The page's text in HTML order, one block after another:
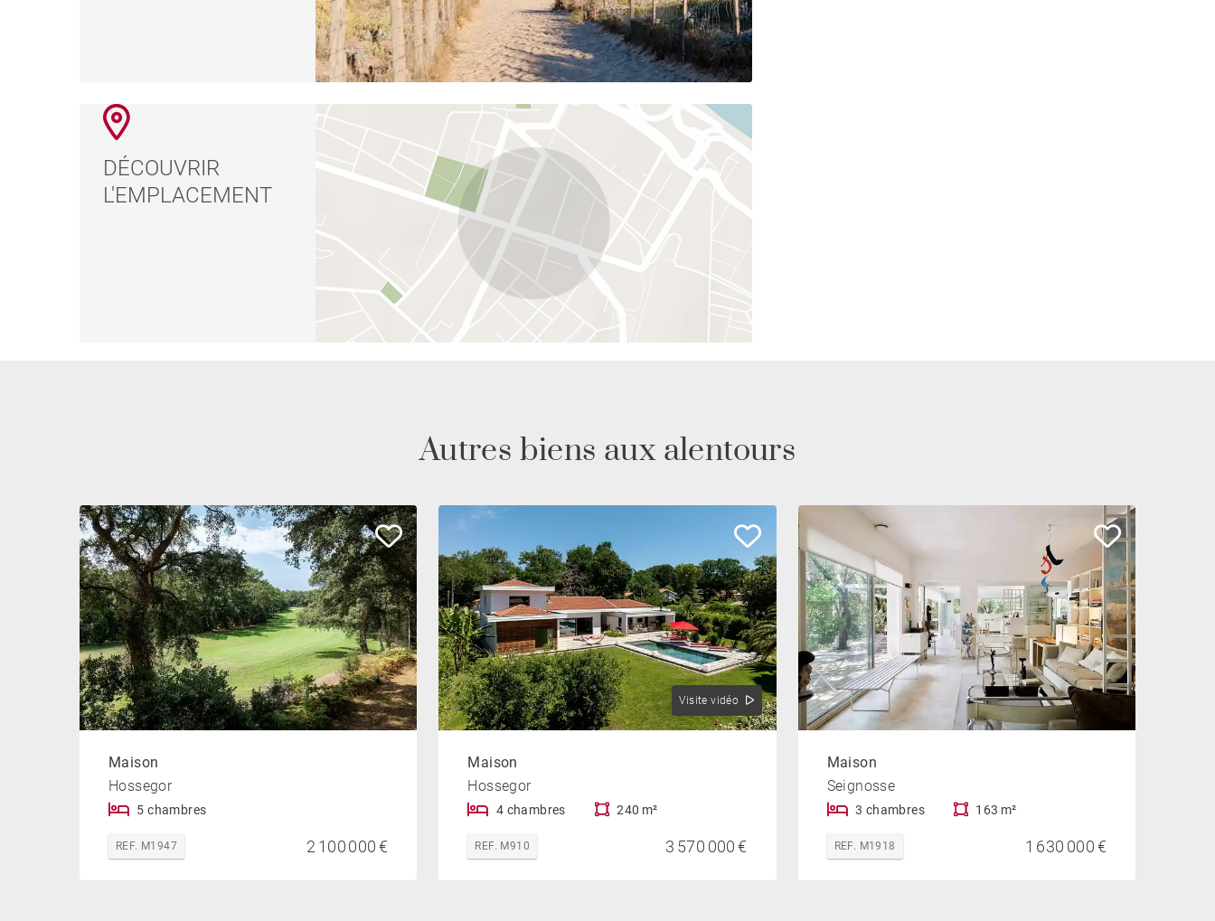
DÉCOUVRIR
L'EMPLACEMENT
Autres biens aux alentours
Maison
Hossegor
5 chambres
REF. M1947 2 100 000 €
Visite vidéo
Maison
Hossegor
4 chambres 240 m²
REF. M910 3 570 000 €
Maison
Seignosse
3 chambres 163 m²
REF. M1918 1 630 000 €